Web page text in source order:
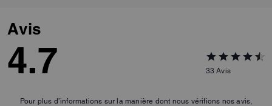
Avis
4.7 33 Avis
Pour plus d’informations sur la manière dont nous vérifions nos avis,